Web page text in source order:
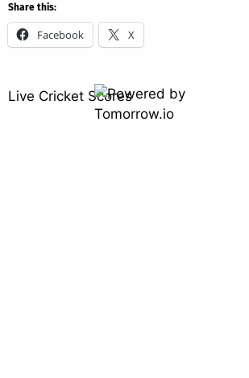
Share this:
Facebook X
Live Cricket Scores